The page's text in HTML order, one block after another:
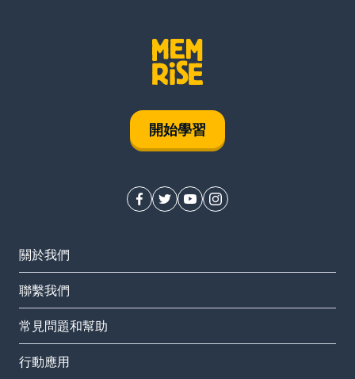
開始學習
關於我們
聯繫我們
常見問題和幫助
行動應用